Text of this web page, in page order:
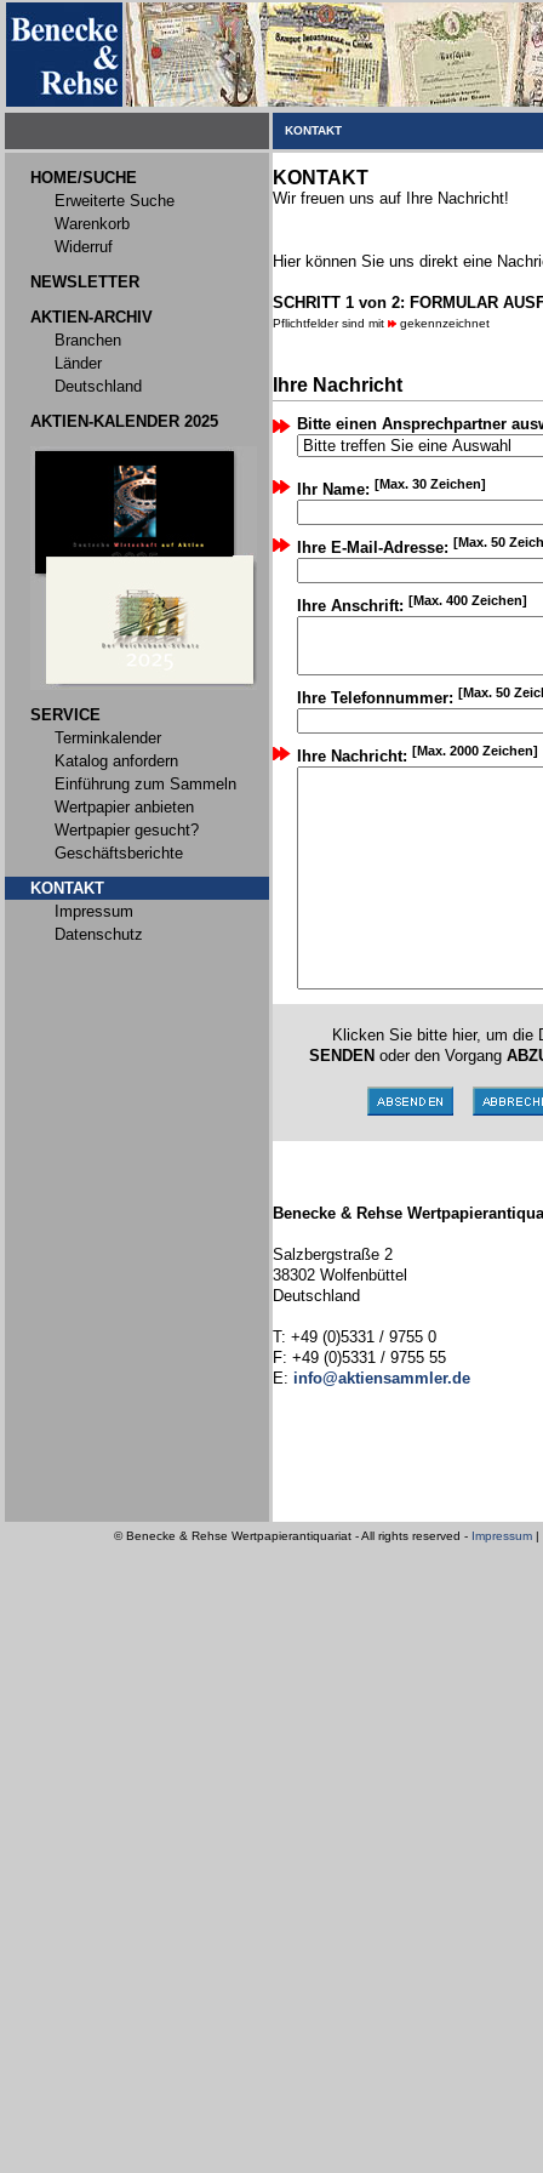
KONTAKT
HOME/SUCHE
Erweiterte Suche
Warenkorb
Widerruf
NEWSLETTER
AKTIEN-ARCHIV
Branchen
Länder
Deutschland
AKTIEN-KALENDER 2025
SERVICE
Terminkalender
Katalog anfordern
Einführung zum Sammeln
Wertpapier anbieten
Wertpapier gesucht?
Geschäftsberichte
KONTAKT
Impressum
Datenschutz
KONTAKT
Wir freuen uns auf Ihre Nachricht!
Hier können Sie uns direkt eine
SCHRITT 1 von 2: FORMULAR
Pflichtfelder sind mit gekennzeichnet
Ihre Nachricht
Bitte einen Ansprechpartner
Ihr Name: [Max. 30 Zeichen]
Ihre E-Mail-Adresse: [Max. 50
Ihre Anschrift: [Max. 400 Zeichen]
Ihre Telefonnummer: [Max. 50
Ihre Nachricht: [Max. 2000 Zeichen]
Klicken Sie bitte hier, um die
SENDEN oder den Vorgang
Benecke & Rehse
Salzbergstraße 2
38302 Wolfenbüttel
Deutschland
T: +49 (0)5331 / 9755 0
F: +49 (0)5331 / 9755 55
E: info@aktiensammler.de
© Benecke & Rehse Wertpapierantiquariat - All rights reserved - Impressum |